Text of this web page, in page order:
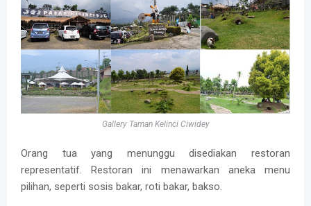
Gallery Taman Kelinci Ciwidey
Orang tua yang menunggu disediakan restoran
representatif. Restoran ini menawarkan aneka menu
pilihan, seperti sosis bakar, roti bakar, bakso.